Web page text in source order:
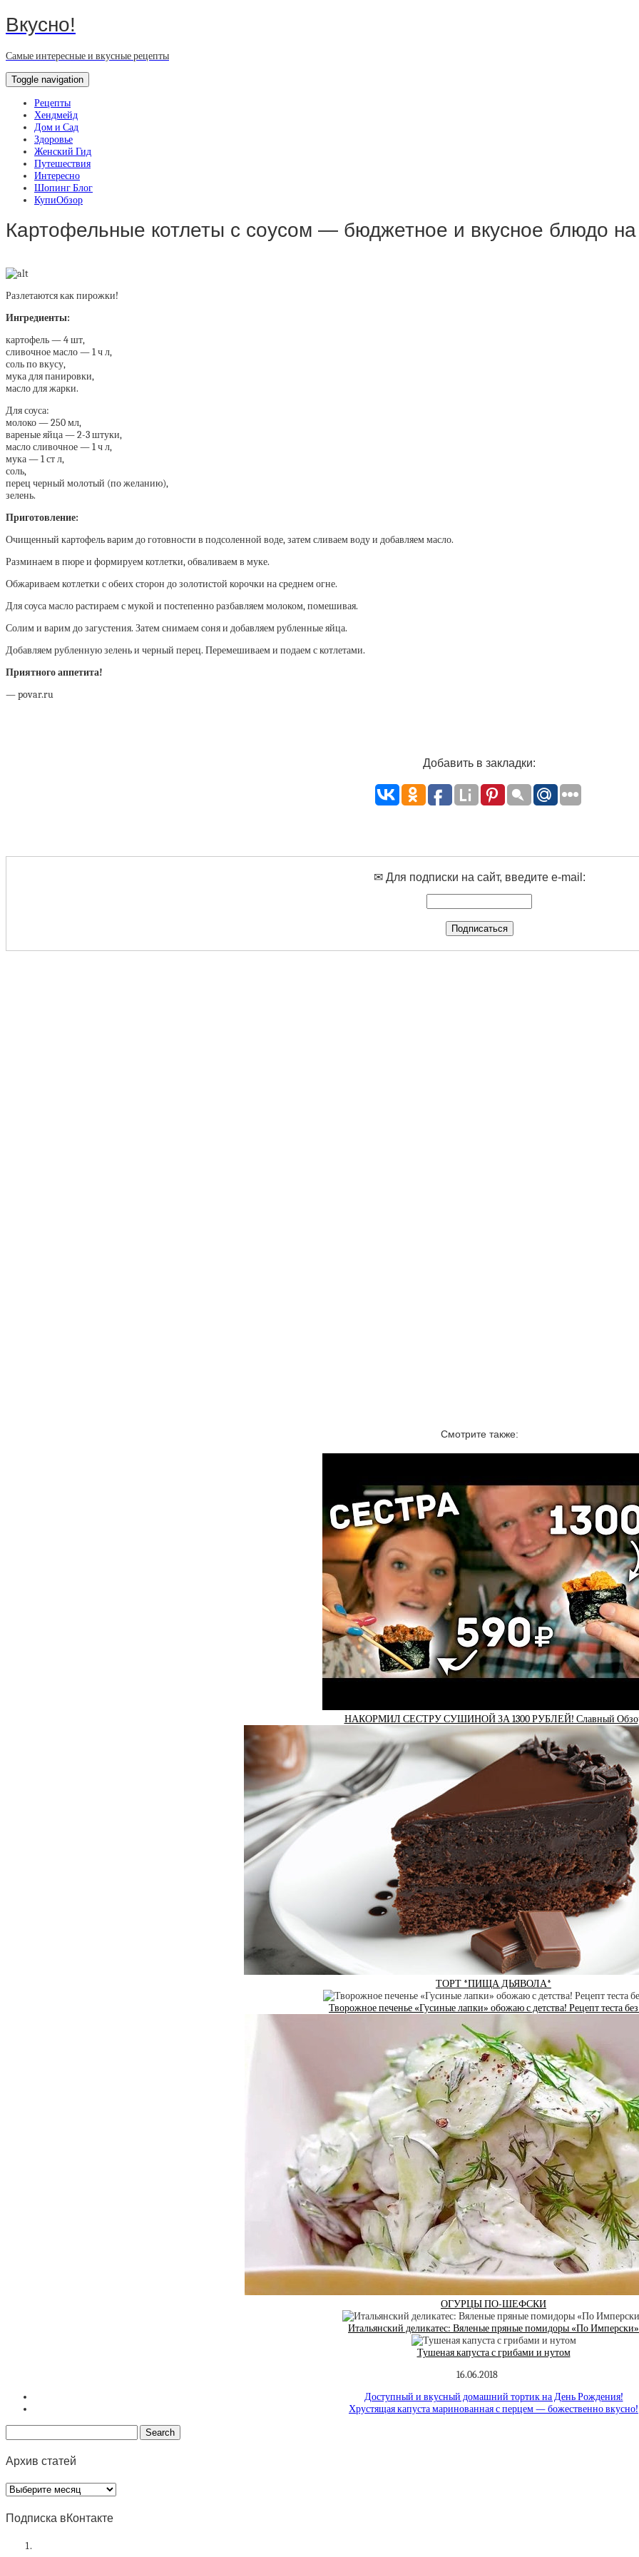
Вкусно!
Самые интересные и вкусные рецепты
Toggle navigation
Рецепты
Хендмейд
Дом и Сад
Здоровье
Женский Гид
Путешествия
Интересно
Шопинг Блог
КупиОбзор
Картофельные котлеты с соусом — бюджетное и вкусное блюдо
Разлетаются как пирожки!
Ингредиенты:
картофель — 4 шт,
сливочное масло — 1 ч л,
соль по вкусу,
мука для панировки,
масло для жарки.
Для соуса:
молоко — 250 мл,
вареные яйца — 2-3 штуки,
масло сливочное — 1 ч л,
мука — 1 ст л,
соль,
перец черный молотый (по желанию),
зелень.
Приготовление:
Очищенный картофель варим до готовности в подсоленной воде, затем сливаем воду и добавляем масло.
Разминаем в пюре и формируем котлетки, обваливаем в муке.
Обжариваем котлетки с обеих сторон до золотистой корочки на среднем огне.
Для соуса масло растираем с мукой и постепенно разбавляем молоком, помешивая.
Солим и варим до загустения. Затем снимаем соня и добавляем рубленные яйца.
Добавляем рубленную зелень и черный перец. Перемешиваем и подаем с котлетами.
Приятного аппетита!
— povar.ru
Добавить в закладки:
✉ Для подписки на сайт, введите e-mail:
Смотрите также:
НАКОРМИЛ СЕСТРУ СУШИНОЙ ЗА 1300 РУБЛЕЙ! Славный
ТОРТ *ПИЩА ДЬЯВОЛА*
Творожное печенье «Гусиные лапки» обожаю с детства! Рецепт теста
ОГУРЦЫ ПО-ШЕФСКИ
Итальянский деликатес: Вяленые пряные помидоры «По Имперски»
Тушеная капуста с грибами и нутом
16.06.2018
Доступный и вкусный домашний тортик на День Рождения!
Хрустящая капуста маринованная с перцем — божественно вкусно!
Архив статей
Архив
статей
Подписка вКонтакте